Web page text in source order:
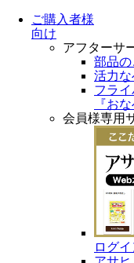
ご購入者様
向け
アフターサ
部品の
活力な
フラ
『お
会員様専用
ログ